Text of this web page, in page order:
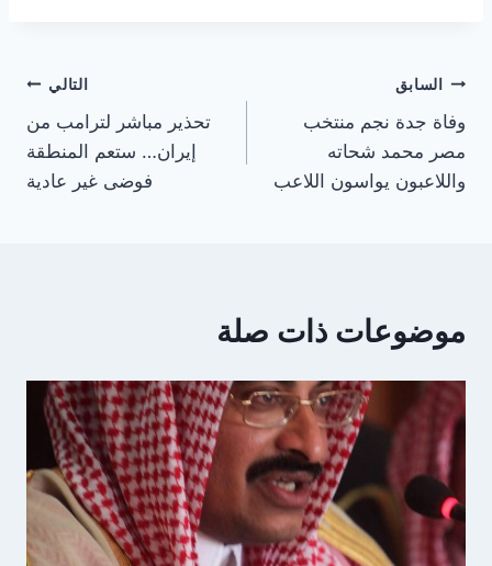
تصفّح
المقالات
السابق
وفاة جدة نجم منتخب
مصر محمد شحاته
واللاعبون يواسون اللاعب
التالي
تحذير مباشر لترامب من
إيران… ستعم المنطقة
فوضى غير عادية
موضوعات ذات صلة